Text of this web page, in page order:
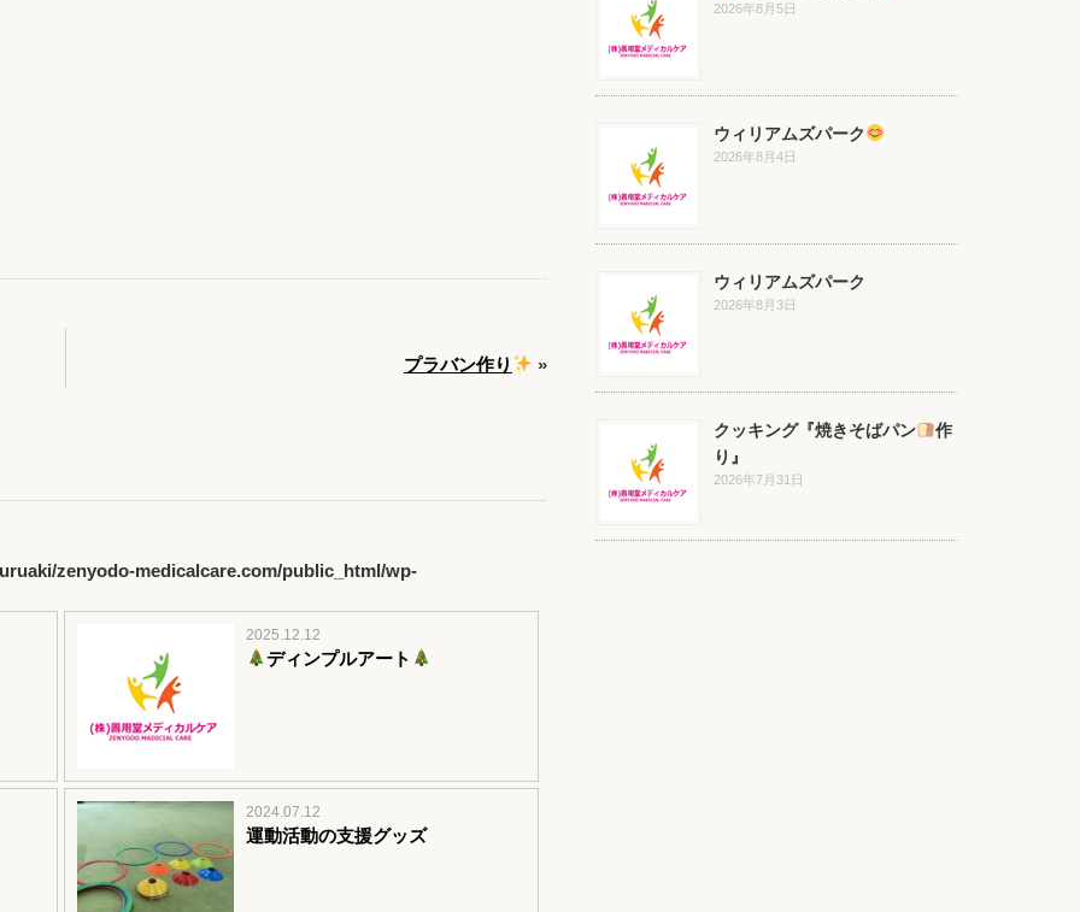
プラバン作り »
zenyodo-medicalcare.com/public_html/wp-
2025.12.12
ディンプルアート
2024.07.12
運動活動の支援グッズ
2026年8月5日
ウィリアムズパーク
2026年8月4日
ウィリアムズパーク
2026年8月3日
クッキング『焼きそばパン
作
り』
2026年7月31日